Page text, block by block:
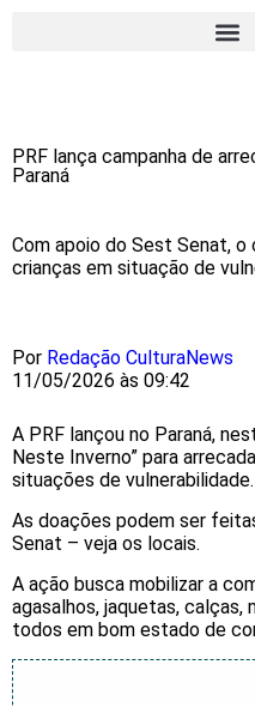
PRF lança campanha de
Paraná
Com apoio do Sest Senat, o
crianças em situação de
Por Redação CulturaNews
11/05/2026 às 09:42
A PRF lançou no Paraná,
Neste Inverno” para
situações de vulnerabilidade.
As doações podem ser
Senat – veja os locais.
A ação busca mobilizar a
agasalhos, jaquetas,
todos em bom estado de